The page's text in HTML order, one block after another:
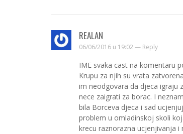
REALAN
06/06/2016 u 19:02 — Reply
IME svaka cast na komentaru
Krupu za njih su vrata
im neodgovara da djeca igraju
nece zaigrati za borac. I
bila Borceva djeca i sad
problem u omladinskoj skoli
krecu raznorazna ucjenjivanja i